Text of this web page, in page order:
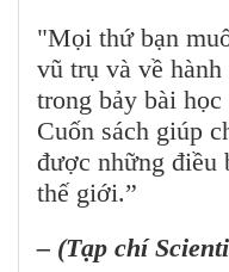
"Mọi thứ bạn
vũ trụ và về
trong bảy bài
Cuốn sách giúp
được những điều
thế giới.”
– (Tạp chí